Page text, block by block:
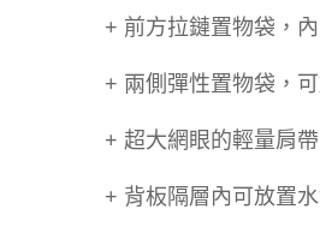
+ 前方拉鏈置物袋，
+ 兩側彈性置物袋，
+ 超大網眼的輕量肩
+ 背板隔層內可放置